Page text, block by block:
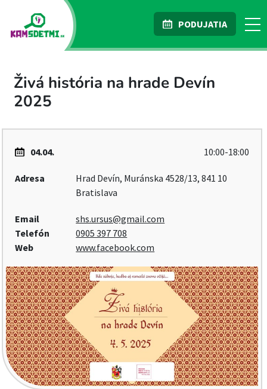
PODUJATIA
Živá história na hrade Devín
2025
04.04. 10:00-18:00
Adresa
Hrad Devín, Muránska 4528/13, 841 10
Bratislava
Email
shs.ursus@gmail.com
Telefón
0905 397 708
Web
www.facebook.com